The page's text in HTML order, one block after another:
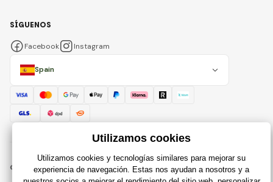
Spain
SÍGUENOS
Facebook Instagram
© 2018 - 2026 Raijuguetes.es, Todos los derechos reservados